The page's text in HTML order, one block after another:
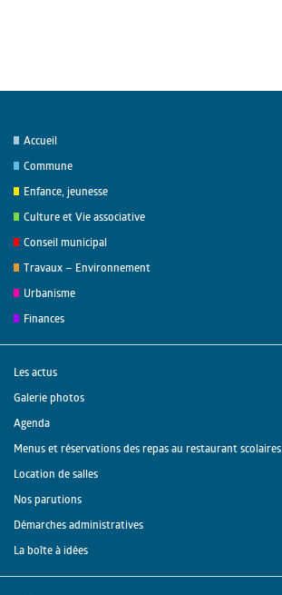
Accueil
Commune
Enfance, jeunesse
Culture et Vie associative
Conseil municipal
Travaux – Environnement
Urbanisme
Finances
Les actus
Galerie photos
Agenda
Menus et réservations des repas au restaurant scolaires
Location de salles
Nos parutions
Démarches administratives
La boîte à idées